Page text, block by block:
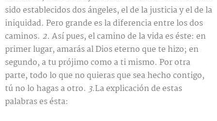
sido establecidos dos ángeles, el de la justicia y el de la
iniquidad. Pero grande es la diferencia entre los dos
caminos. 2. Así pues, el camino de la vida es éste: en
primer lugar, amarás al Dios eterno que te hizo; en
segundo, a tu prójimo como a ti mismo. Por otra
parte, todo lo que no quieras que sea hecho contigo,
tú no lo hagas a otro. 3.La explicación de estas
palabras es ésta: